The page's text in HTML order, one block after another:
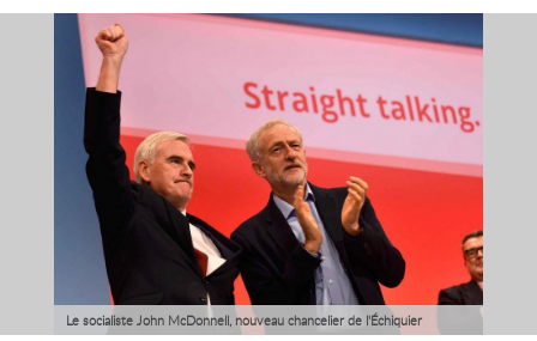
Le socialiste John McDonnell, nouveau chancelier de l'Échiquier